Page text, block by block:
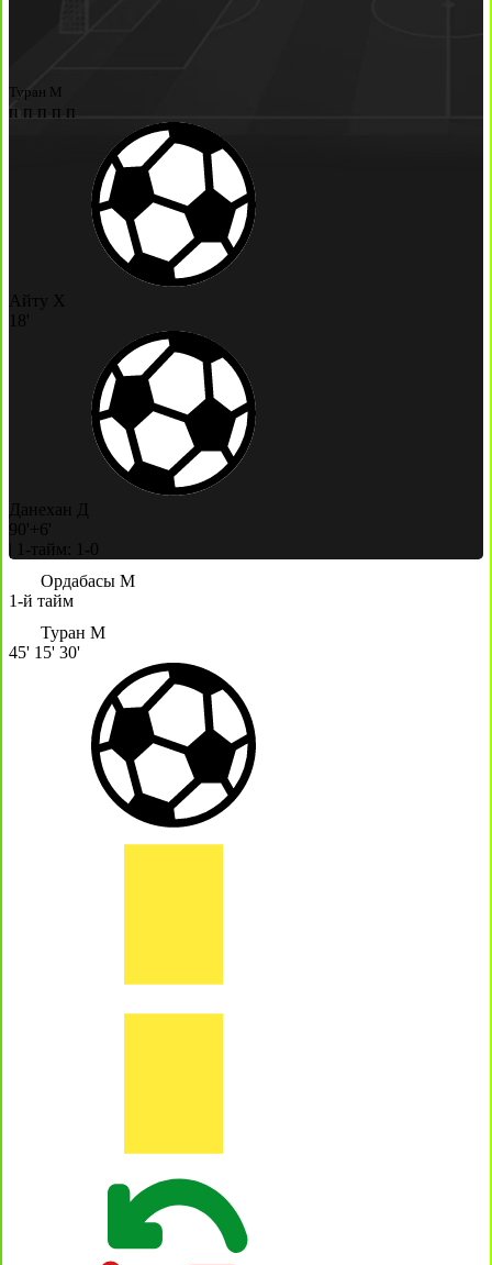
Туран М
п п п п п
Айту Х
18'
Данехан Д
90'+6'
1-тайм: 1-0
Ордабасы М
1-й тайм
Туран М
45' 15' 30'